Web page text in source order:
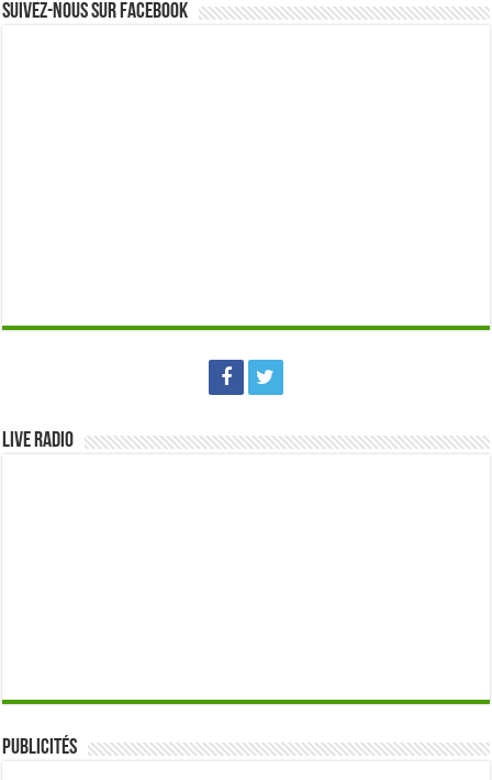
Suivez-nous sur Facebook
Live Radio
Publicités